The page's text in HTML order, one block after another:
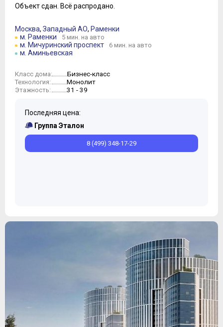
Объект сдан. Всё распродано.
Москва, Западный АО, Раменки
м. Раменки
5 мин. на авто
м. Мичуринский проспект 6 мин. на авто
м. Аминьевская
Класс дома: Бизнес-класс
Технология: Монолит
Этажность: 31 - 39
Последняя цена:
Группа Эталон
8 (499) 348-17-29